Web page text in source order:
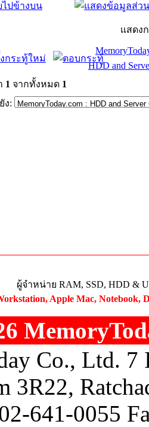
ไปข้างบน
แสดง
HDD and
1 จากทั้งหมด 1
ง:
ผู้จำหน่าย RAM, SSD, HDD &
Apple Mac, Notebook,
Co., Ltd.
3R22,
641-0055